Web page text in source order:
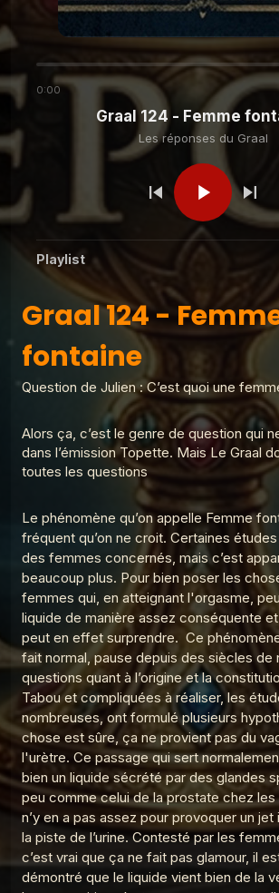
Graal
Les réponses du
Graal
Les réponses du
Les réponses du
Graal
Graal 139
Les réponses du Graal
Les réponses du
Les réponses du Graal
0:00
Graal 124 - Femme
Les réponses du Graal
Playlist
Graal 124 - Femme fontaine
Les réponses du Graal
2
Graal 99 - Tromper 'légalement' ?
Les réponses du Graal
Graal 98 - Adèle H ?
Les réponses du Graal
4
Graal 97 - La croix de prunier ?
Les réponses du Graal
5
Graal 96 - Verlaine a-t-il tué
Les réponses du Graal
6
Graal 94 - Amour sans sexe ?
Les réponses du Graal
7
Graal 93 - Sodome et Gomorrhe
Les réponses du Graal
8
Graal 92 - Noé a-t-il existé ?
Les réponses du Graal
9
Graal 91 - Adam, Eve et le sexe
Les réponses du Graal
Graal 163 - La peur de l'avion
Les réponses du Graal
11
Graal 162 - Pleurer de joie
Les réponses du Graal
12
Graal 161 - Le monkey-barring
Les réponses du Graal
Graal 124 -
fontaine
Question de Julien : C’est quoi une
Alors ça, c’est le genre de question qui
dans l’émission Topette. Mais Le Graal
toutes les questions
Le phénomène qu’on appelle Femme
fréquent qu’on ne croit. Certaines
des femmes concernés, mais c’est
beaucoup plus. Pour bien poser les
femmes qui, en atteignant l'orgasme,
liquide de manière assez conséquente
peut en effet surprendre. Ce
fait normal, pause depuis des siècles de
questions quant à l’origine et la
Tabou et compliquées à réaliser, les
nombreuses, ont formulé plusieurs
chose est sûre, ça ne provient pas du
l'urètre. Ce passage qui sert
bien un liquide sécrété par des glandes
peu comme celui de la prostate chez les
n’y en a pas assez pour provoquer un
la piste de l’urine. Contesté par les
c’est vrai que ça ne fait pas glamour, il
démontré que le liquide vient bien de la